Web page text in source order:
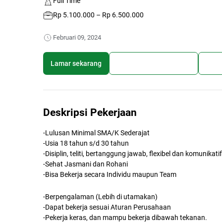
Rp 5.100.000 – Rp 6.500.000
Februari 09, 2024
Lamar sekarang
Deskripsi Pekerjaan
-Lulusan Minimal SMA/K Sederajat
-Usia 18 tahun s/d 30 tahun
-Disiplin, teliti, bertanggung jawab, flexibel dan
-Sehat Jasmani dan Rohani
-Bisa Bekerja secara Individu maupun Team
-Berpengalaman (Lebih di utamakan)
-Dapat bekerja sesuai Aturan Perusahaan
-Pekerja keras, dan mampu bekerja dibawah tekanan.